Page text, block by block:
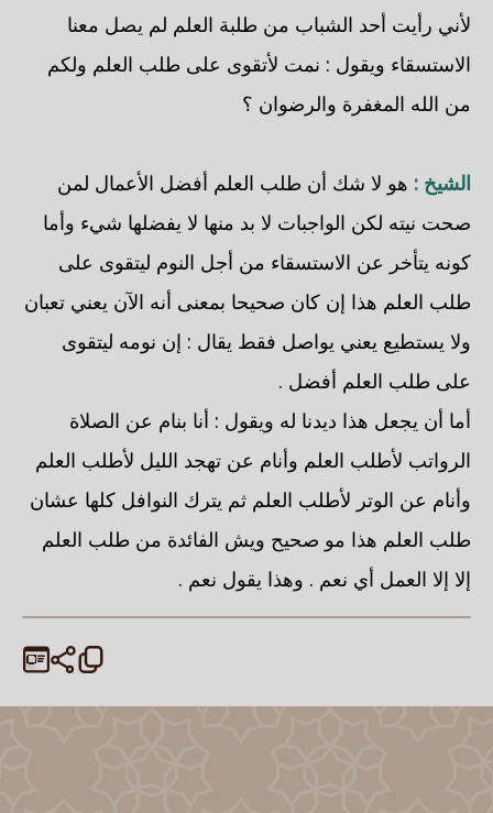
لأني رأيت أحد الشباب من طلبة العلم لم يصل معنا
الاستسقاء ويقول : نمت لأتقوى على طلب العلم ولكم
من الله المغفرة والرضوان ؟
الشيخ : هو لا شك أن طلب العلم أفضل الأعمال لمن
صحت نيته لكن الواجبات لا بد منها لا يفضلها شيء وأما
كونه يتأخر عن الاستسقاء من أجل النوم ليتقوى على
طلب العلم هذا إن كان صحيحا بمعنى أنه الآن يعني تعبان
ولا يستطيع يعني يواصل فقط يقال : إن نومه ليتقوى
على طلب العلم أفضل .
أما أن يجعل هذا ديدنا له ويقول : أنا بنام عن الصلاة
الرواتب لأطلب العلم وأنام عن تهجد الليل لأطلب العلم
وأنام عن الوتر لأطلب العلم ثم يترك النوافل كلها عشان
طلب العلم هذا مو صحيح ويش الفائدة من طلب العلم
إلا إلا العمل أي نعم . وهذا يقول نعم .